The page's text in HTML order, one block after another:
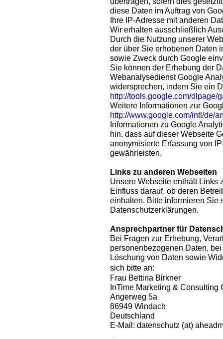
diese Daten im Auftrag von
Ihre IP-Adresse mit anderen
Wir erhalten ausschließlich
Durch die Nutzung unserer
der über Sie erhobenen Daten
sowie Zweck durch Google
Sie können der Erhebung der
Webanalysedienst Google
widersprechen, indem Sie ein
http://tools.google.com/dlpage/
Weitere Informationen zur
http://www.google.com/intl/de/
Informationen zu Google
hin, dass auf dieser Webseite
anonymisierte Erfassung von
gewährleisten.
Links zu anderen Webseiten
Unsere Webseite enthält Links
Einfluss darauf, ob deren
einhalten. Bitte informieren Sie
Datenschutzerklärungen.
Ansprechpartner für
Bei Fragen zur Erhebung,
personenbezogenen Daten,
Löschung von Daten sowie
sich bitte an:
Frau Bettina Birkner
InTime Marketing & Consulting
Angerweg 5a
86949 Windach
Deutschland
E-Mail: datenschutz (at)